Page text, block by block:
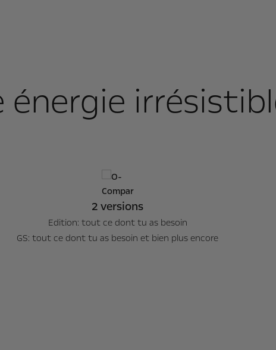
énergie
2 versions
Edition: tout ce dont tu as besoin
GS: tout ce dont tu as besoin et bien plus encore